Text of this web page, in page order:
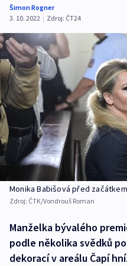
Šimon Rogner
3. 10. 2022 | Zdroj: ČT24
Monika Babišová před
Zdroj: ČTK/Vondrouš Roman
Manželka bývalého
podle několika svědků
dekorací v areálu Čapí